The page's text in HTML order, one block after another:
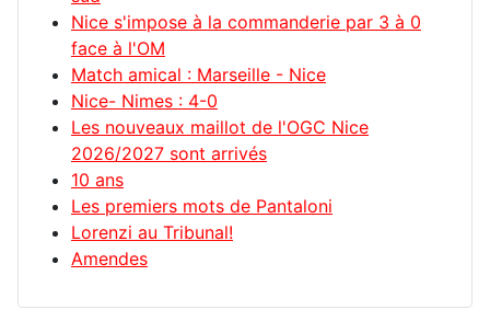
Nice s'impose à la commanderie par 3 à 0
face à l'OM
Match amical : Marseille - Nice
Nice- Nimes : 4-0
Les nouveaux maillot de l'OGC Nice
2026/2027 sont arrivés
10 ans
Les premiers mots de Pantaloni
Lorenzi au Tribunal!
Amendes